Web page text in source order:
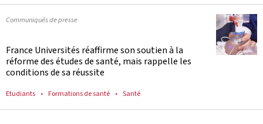
Communiqués de presse
France Universités réaffirme son soutien à la
réforme des études de santé, mais rappelle les
conditions de sa réussite
Etudiants Formations de santé Santé